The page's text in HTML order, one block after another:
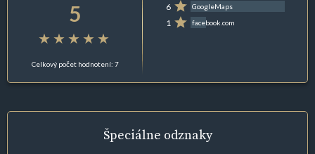
5
Celkový počet hodnotení: 7
6 GoogleMaps
1 facebook.com
Špeciálne odznaky